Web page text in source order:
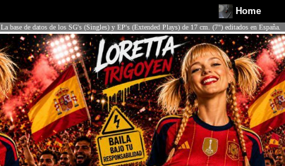
Home
La base de datos de los SG's (Singles) y EP's (Extended Plays) de 17 cm. (7") editados en España.